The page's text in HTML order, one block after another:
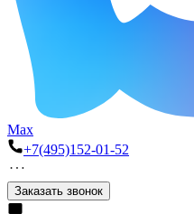
Max
+7(495)152-01-52
Заказать звонок